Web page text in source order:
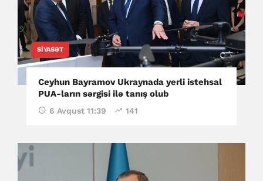
SIYASƏT
Ceyhun Bayramov Ukraynada yerli istehsal
PUA-ların sərgisi ilə tanış olub
6 Avqust 11:39 141